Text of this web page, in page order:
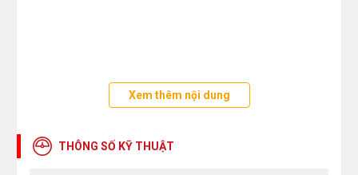
Xem thêm nội dung
THÔNG SỐ KỸ THUẬT